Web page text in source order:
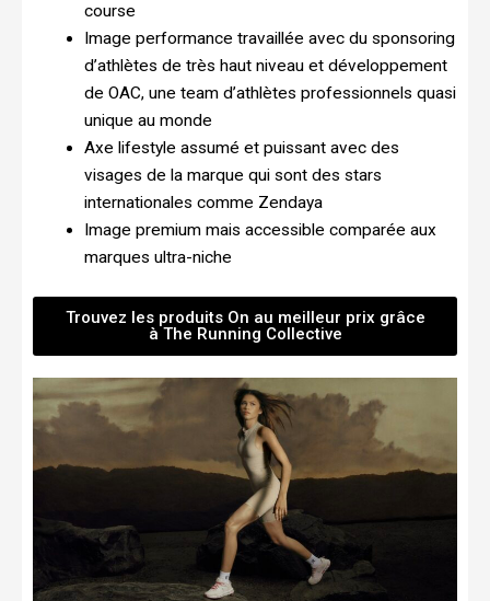
course
Image performance travaillée avec du sponsoring
d’athlètes de très haut niveau et développement
de OAC, une team d’athlètes professionnels quasi
unique au monde
Axe lifestyle assumé et puissant avec des
visages de la marque qui sont des stars
internationales comme Zendaya
Image premium mais accessible comparée aux
marques ultra-niche
Trouvez les produits On au meilleur prix grâce
à The Running Collective